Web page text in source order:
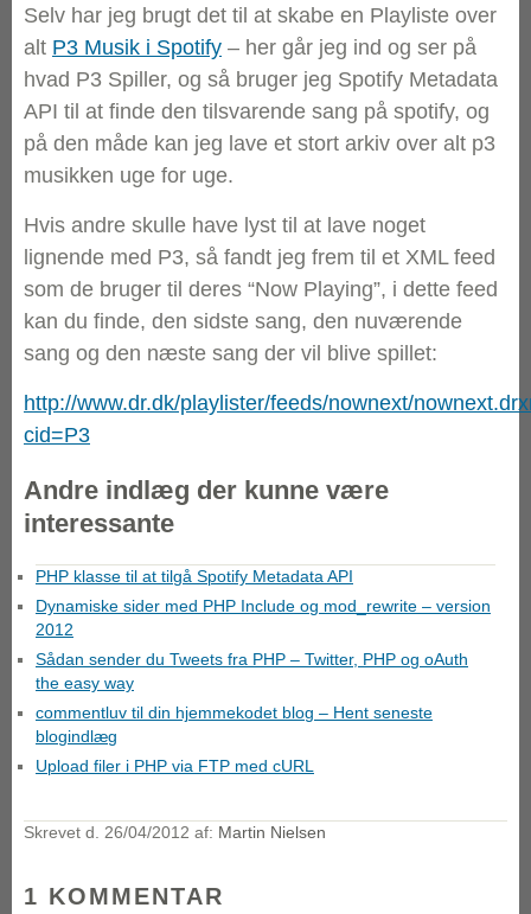
Selv har jeg brugt det til at skabe en Playliste over
alt P3 Musik i Spotify – her går jeg ind og ser på
hvad P3 Spiller, og så bruger jeg Spotify Metadata
API til at finde den tilsvarende sang på spotify, og
på den måde kan jeg lave et stort arkiv over alt p3
musikken uge for uge.
Hvis andre skulle have lyst til at lave noget
lignende med P3, så fandt jeg frem til et XML feed
som de bruger til deres “Now Playing”, i dette feed
kan du finde, den sidste sang, den nuværende
sang og den næste sang der vil blive spillet:
http://www.dr.dk/playlister/feeds/nownext/
cid=P3
Andre indlæg der kunne være
interessante
PHP klasse til at tilgå Spotify Metadata API
Dynamiske sider med PHP Include og mod_rewrite – version
2012
Sådan sender du Tweets fra PHP – Twitter, PHP og oAuth
the easy way
commentluv til din hjemmekodet blog – Hent seneste
blogindlæg
Upload filer i PHP via FTP med cURL
Skrevet d. 26/04/2012 af: Martin Nielsen
1 KOMMENTAR